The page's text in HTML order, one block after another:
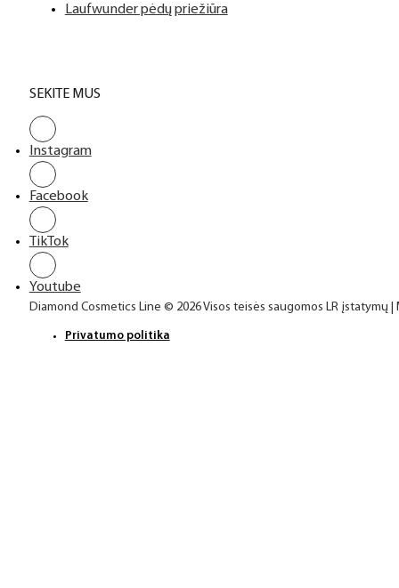
Laufwunder pėdų priežiūra
SEKITE MUS
Instagram
Facebook
TikTok
Youtube
Diamond Cosmetics Line © 2026 Visos teisės saugomos LR įstatymų
Privatumo politika